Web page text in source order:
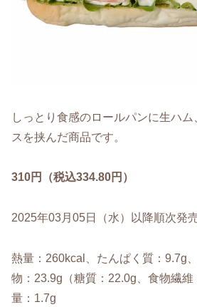
しっとり食感のロールパンに生ハ
スを挟んだ商品です。
310円（税込334.80円）
2025年03月05日（水）以降順次発
熱量：260kcal、たんぱく質：9.7g
物：23.9g（糖質：22.0g、食物繊維
量：1.7g